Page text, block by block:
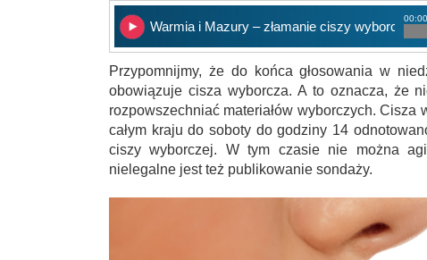
Warmia i Mazury – złamanie ciszy wyborczej
Przypomnijmy, że do końca głosowania w
obowiązuje cisza wyborcza. A to oznacza, że
rozpowszechniać materiałów wyborczych.
całym kraju do soboty do godziny 14
ciszy wyborczej. W tym czasie nie można
nielegalne jest też publikowanie sondaży.